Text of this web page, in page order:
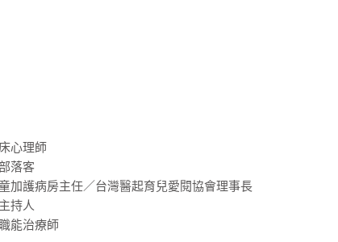
心理師
落客
加護病房主任／台灣醫起育兒愛閱協會理事長
持人
能治療師